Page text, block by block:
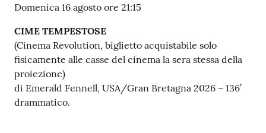
V
i
s
i
t
S
a
Domenica 16 agosto ore 21:15
CIME TEMPESTOSE
(Cinema Revolution, biglietto acquistabile solo
fisicamente alle casse del cinema la sera stessa della
proiezione)
di Emerald Fennell, USA/Gran Bretagna 2026 – 136’
drammatico.